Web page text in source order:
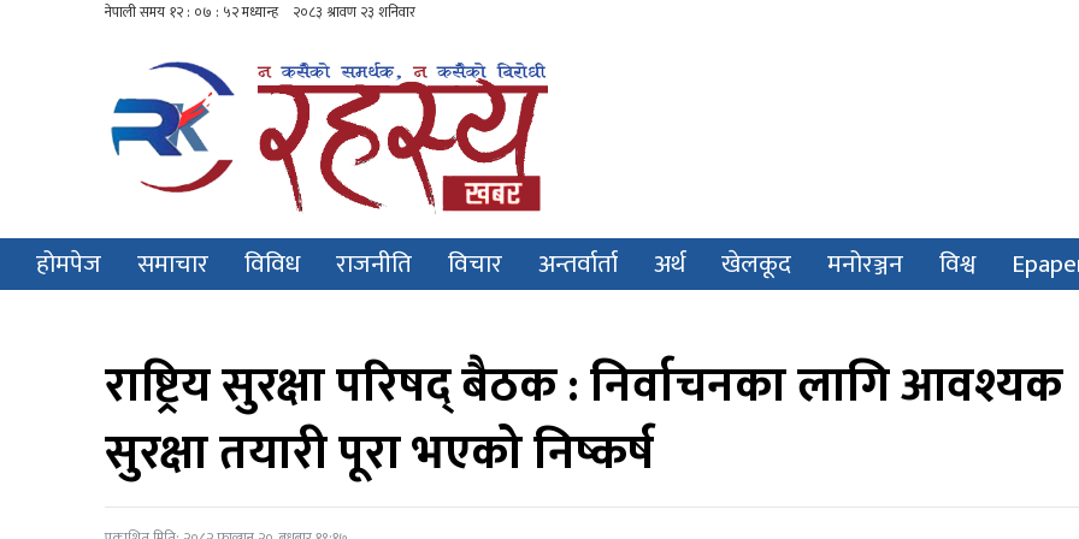
होमपेज समाचार विविध राजनीति विचार अन्तर्वार्ता अर्थ खेलकूद मनोरञ्जन विश्व
राष्ट्रिय सुरक्षा परिषद् बैठक : निर्वाचनका लागि आवश्यक
सुरक्षा तयारी पूरा भएको निष्कर्ष